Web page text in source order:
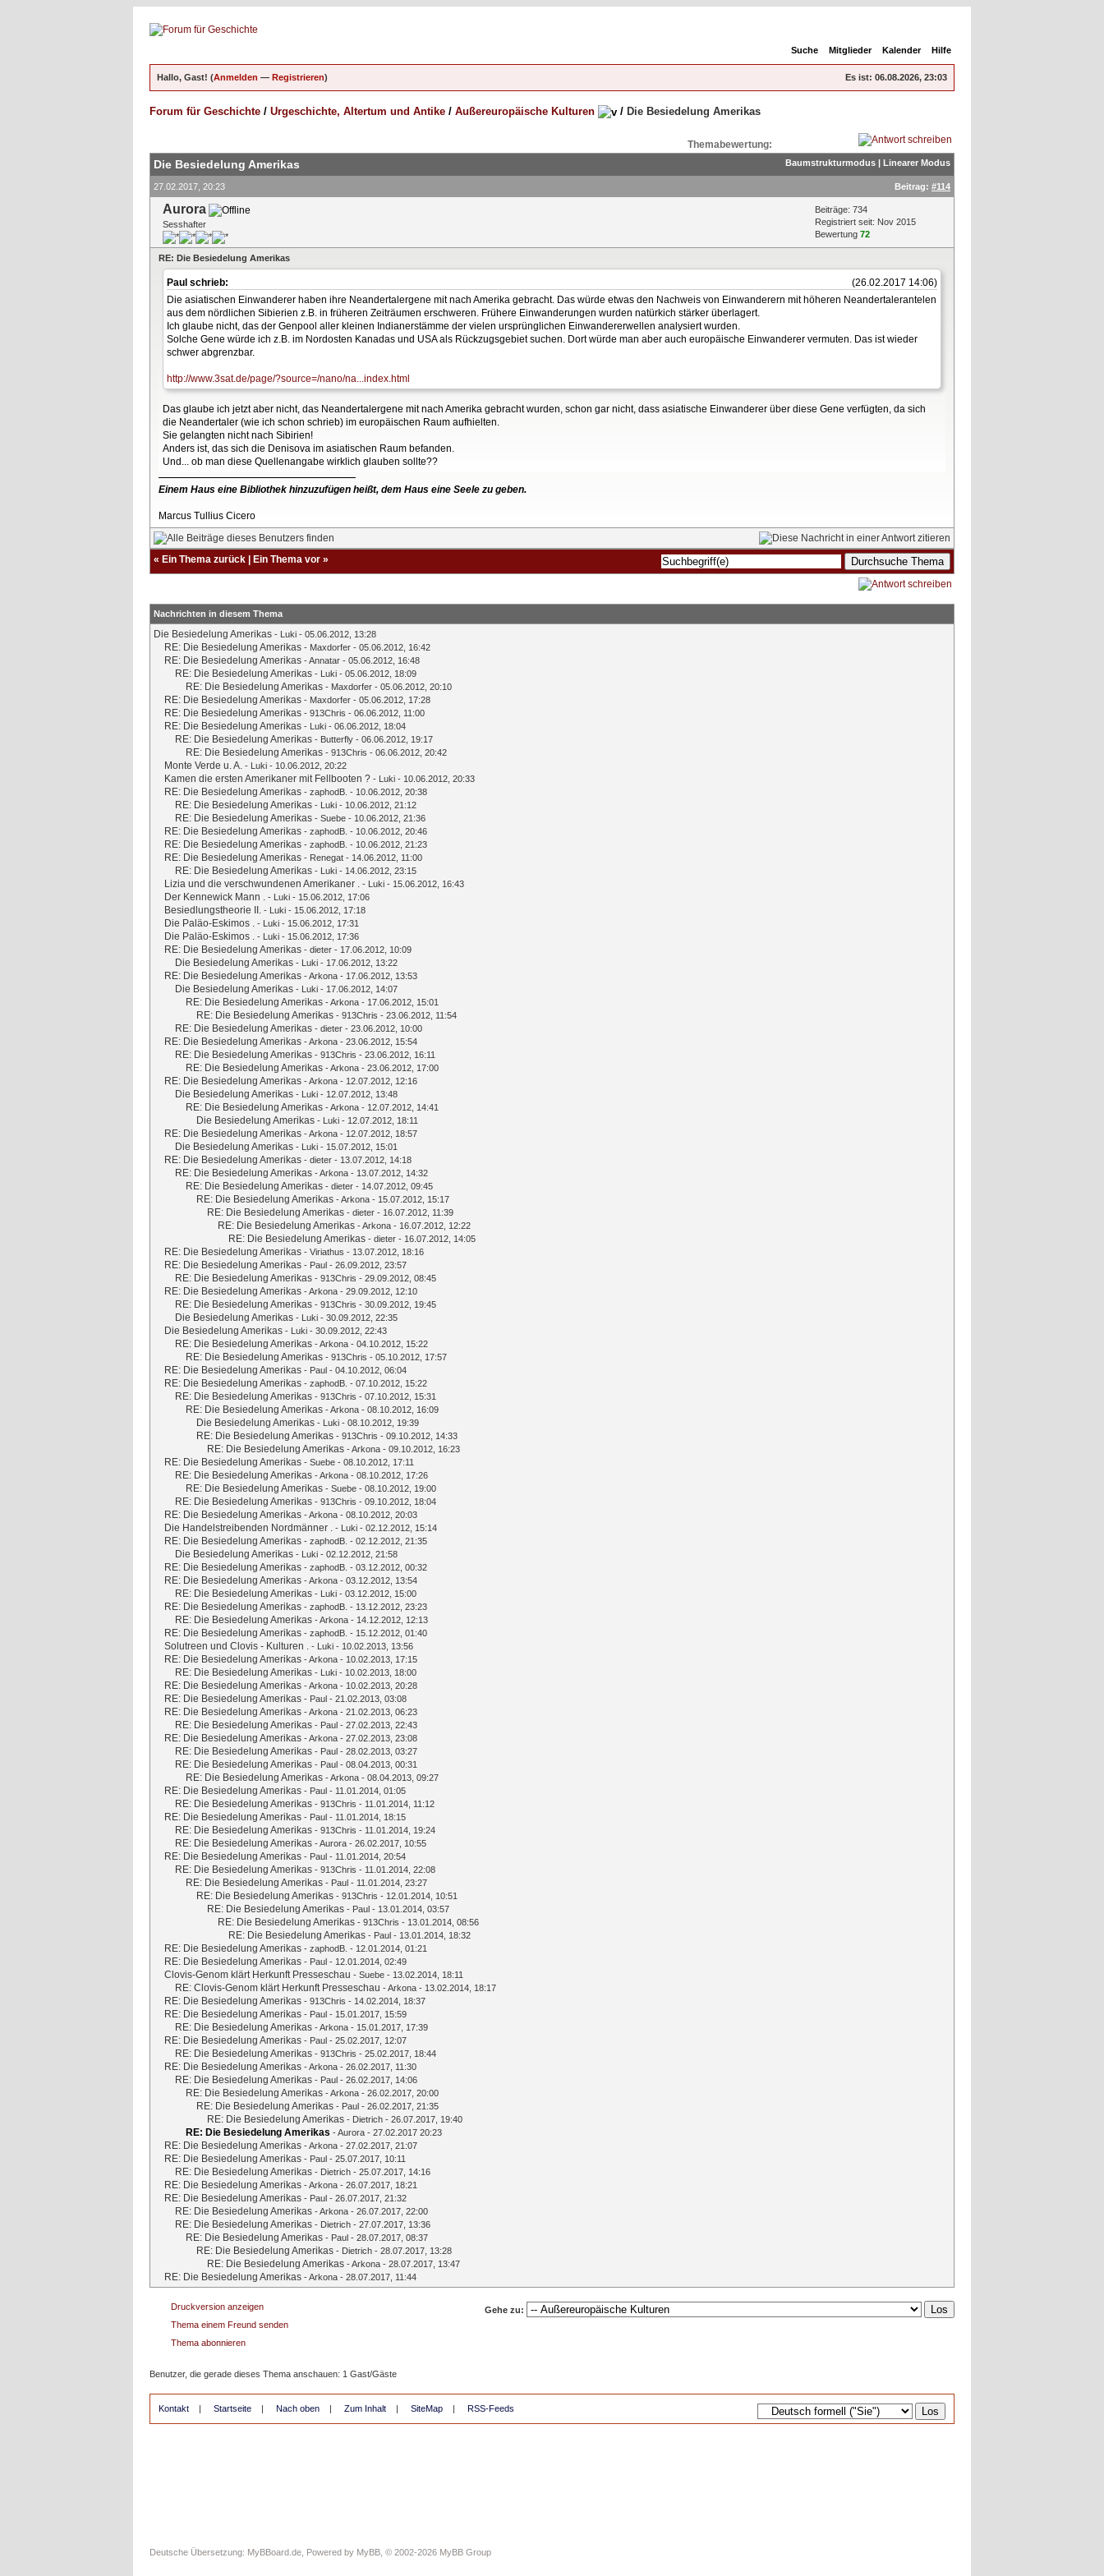
Suche Mitglieder Kalender Hilfe
Es ist: 06.08.2026, 23:03
Hallo, Gast! (Anmelden — Registrieren)
Forum für Geschichte / Urgeschichte, Altertum und Antike / Außereuropäische Kulturen / Die Besiedelung Amerikas
Themabewertung:
Baumstrukturmodus | Linearer Modus
Die Besiedelung Amerikas
27.02.2017, 20:23 Beitrag: #114
Aurora
Sesshafter
Beiträge: 734
Registriert seit: Nov 2015
Bewertung 72
RE: Die Besiedelung Amerikas
(26.02.2017 14:06)
Paul schrieb:
Die asiatischen Einwanderer haben ihre Neandertalergene mit nach Amerika gebracht. Das würde etwas den Nachweis von Einwanderern mit höheren Neandertalerantelen
aus dem nördlichen Sibierien z.B. in früheren Zeiträumen erschweren. Frühere Einwanderungen wurden natürkich stärker überlagert.
Ich glaube nicht, das der Genpool aller kleinen Indianerstämme der vielen ursprünglichen Einwandererwellen analysiert wurden.
Solche Gene würde ich z.B. im Nordosten Kanadas und USA als Rückzugsgebiet suchen. Dort würde man aber auch europäische Einwanderer vermuten. Das ist wieder
schwer abgrenzbar.
http://www.3sat.de/page/?source=/nano/na...index.html
Das glaube ich jetzt aber nicht, das Neandertalergene mit nach Amerika gebracht wurden, schon gar nicht, dass asiatische Einwanderer über diese Gene verfügten, da sich
die Neandertaler (wie ich schon schrieb) im europäischen Raum aufhielten.
Sie gelangten nicht nach Sibirien!
Anders ist, das sich die Denisova im asiatischen Raum befanden.
Und... ob man diese Quellenangabe wirklich glauben sollte??
Einem Haus eine Bibliothek hinzuzufügen heißt, dem Haus eine Seele zu geben.
Marcus Tullius Cicero
« Ein Thema zurück | Ein Thema vor »
Nachrichten in diesem Thema
Die Besiedelung Amerikas - Luki - 05.06.2012, 13:28
RE: Die Besiedelung Amerikas - Maxdorfer - 05.06.2012, 16:42
RE: Die Besiedelung Amerikas -Annatar - 05.06.2012, 16:48
RE: Die Besiedelung Amerikas - Luki - 05.06.2012, 18:09
RE: Die Besiedelung Amerikas - Maxdorfer - 05.06.2012, 20:10
RE: Die Besiedelung Amerikas - Maxdorfer - 05.06.2012, 17:28
RE: Die Besiedelung Amerikas - 913Chris - 06.06.2012, 11:00
RE: Die Besiedelung Amerikas - Luki - 06.06.2012, 18:04
RE: Die Besiedelung Amerikas - Butterfly - 06.06.2012, 19:17
RE: Die Besiedelung Amerikas - 913Chris - 06.06.2012, 20:42
Monte Verde u. A. - Luki - 10.06.2012, 20:22
Kamen die ersten Amerikaner mit Fellbooten ? - Luki - 10.06.2012, 20:33
RE: Die Besiedelung Amerikas - zaphodB. - 10.06.2012, 20:38
RE: Die Besiedelung Amerikas - Luki - 10.06.2012, 21:12
RE: Die Besiedelung Amerikas - Suebe - 10.06.2012, 21:36
RE: Die Besiedelung Amerikas - zaphodB. - 10.06.2012, 20:46
RE: Die Besiedelung Amerikas - zaphodB. - 10.06.2012, 21:23
RE: Die Besiedelung Amerikas - Renegat - 14.06.2012, 11:00
RE: Die Besiedelung Amerikas - Luki - 14.06.2012, 23:15
Lizia und die verschwundenen Amerikaner . - Luki - 15.06.2012, 16:43
Der Kennewick Mann . - Luki - 15.06.2012, 17:06
Besiedlungstheorie II. - Luki - 15.06.2012, 17:18
Die Paläo-Eskimos . - Luki - 15.06.2012, 17:31
Die Paläo-Eskimos . - Luki - 15.06.2012, 17:36
RE: Die Besiedelung Amerikas - dieter - 17.06.2012, 10:09
Die Besiedelung Amerikas - Luki - 17.06.2012, 13:22
RE: Die Besiedelung Amerikas -Arkona - 17.06.2012, 13:53
Die Besiedelung Amerikas - Luki - 17.06.2012, 14:07
RE: Die Besiedelung Amerikas -Arkona - 17.06.2012, 15:01
RE: Die Besiedelung Amerikas - 913Chris - 23.06.2012, 11:54
RE: Die Besiedelung Amerikas - dieter - 23.06.2012, 10:00
RE: Die Besiedelung Amerikas -Arkona - 23.06.2012, 15:54
RE: Die Besiedelung Amerikas - 913Chris - 23.06.2012, 16:11
RE: Die Besiedelung Amerikas -Arkona - 23.06.2012, 17:00
RE: Die Besiedelung Amerikas -Arkona - 12.07.2012, 12:16
Die Besiedelung Amerikas - Luki - 12.07.2012, 13:48
RE: Die Besiedelung Amerikas -Arkona - 12.07.2012, 14:41
Die Besiedelung Amerikas - Luki - 12.07.2012, 18:11
RE: Die Besiedelung Amerikas -Arkona - 12.07.2012, 18:57
Die Besiedelung Amerikas - Luki - 15.07.2012, 15:01
RE: Die Besiedelung Amerikas - dieter - 13.07.2012, 14:18
RE: Die Besiedelung Amerikas -Arkona - 13.07.2012, 14:32
RE: Die Besiedelung Amerikas - dieter - 14.07.2012, 09:45
RE: Die Besiedelung Amerikas -Arkona - 15.07.2012, 15:17
RE: Die Besiedelung Amerikas - dieter - 16.07.2012, 11:39
RE: Die Besiedelung Amerikas -Arkona - 16.07.2012, 12:22
RE: Die Besiedelung Amerikas - dieter - 16.07.2012, 14:05
RE: Die Besiedelung Amerikas - Viriathus - 13.07.2012, 18:16
RE: Die Besiedelung Amerikas - Paul - 26.09.2012, 23:57
RE: Die Besiedelung Amerikas - 913Chris - 29.09.2012, 08:45
RE: Die Besiedelung Amerikas -Arkona - 29.09.2012, 12:10
RE: Die Besiedelung Amerikas - 913Chris - 30.09.2012, 19:45
Die Besiedelung Amerikas - Luki - 30.09.2012, 22:35
Die Besiedelung Amerikas - Luki - 30.09.2012, 22:43
RE: Die Besiedelung Amerikas -Arkona - 04.10.2012, 15:22
RE: Die Besiedelung Amerikas - 913Chris - 05.10.2012, 17:57
RE: Die Besiedelung Amerikas - Paul - 04.10.2012, 06:04
RE: Die Besiedelung Amerikas - zaphodB. - 07.10.2012, 15:22
RE: Die Besiedelung Amerikas - 913Chris - 07.10.2012, 15:31
RE: Die Besiedelung Amerikas -Arkona - 08.10.2012, 16:09
Die Besiedelung Amerikas - Luki - 08.10.2012, 19:39
RE: Die Besiedelung Amerikas - 913Chris - 09.10.2012, 14:33
RE: Die Besiedelung Amerikas -Arkona - 09.10.2012, 16:23
RE: Die Besiedelung Amerikas - Suebe - 08.10.2012, 17:11
RE: Die Besiedelung Amerikas -Arkona - 08.10.2012, 17:26
RE: Die Besiedelung Amerikas - Suebe - 08.10.2012, 19:00
RE: Die Besiedelung Amerikas - 913Chris - 09.10.2012, 18:04
RE: Die Besiedelung Amerikas -Arkona - 08.10.2012, 20:03
Die Handelstreibenden Nordmänner . - Luki - 02.12.2012, 15:14
RE: Die Besiedelung Amerikas - zaphodB. - 02.12.2012, 21:35
Die Besiedelung Amerikas - Luki - 02.12.2012, 21:58
RE: Die Besiedelung Amerikas - zaphodB. - 03.12.2012, 00:32
RE: Die Besiedelung Amerikas -Arkona - 03.12.2012, 13:54
RE: Die Besiedelung Amerikas - Luki - 03.12.2012, 15:00
RE: Die Besiedelung Amerikas - zaphodB. - 13.12.2012, 23:23
RE: Die Besiedelung Amerikas -Arkona - 14.12.2012, 12:13
RE: Die Besiedelung Amerikas - zaphodB. - 15.12.2012, 01:40
Solutreen und Clovis - Kulturen . - Luki - 10.02.2013, 13:56
RE: Die Besiedelung Amerikas -Arkona - 10.02.2013, 17:15
RE: Die Besiedelung Amerikas - Luki - 10.02.2013, 18:00
RE: Die Besiedelung Amerikas -Arkona - 10.02.2013, 20:28
RE: Die Besiedelung Amerikas - Paul - 21.02.2013, 03:08
RE: Die Besiedelung Amerikas -Arkona - 21.02.2013, 06:23
RE: Die Besiedelung Amerikas - Paul - 27.02.2013, 22:43
RE: Die Besiedelung Amerikas -Arkona - 27.02.2013, 23:08
RE: Die Besiedelung Amerikas - Paul - 28.02.2013, 03:27
RE: Die Besiedelung Amerikas - Paul - 08.04.2013, 00:31
RE: Die Besiedelung Amerikas -Arkona - 08.04.2013, 09:27
RE: Die Besiedelung Amerikas - Paul - 11.01.2014, 01:05
RE: Die Besiedelung Amerikas - 913Chris - 11.01.2014, 11:12
RE: Die Besiedelung Amerikas - Paul - 11.01.2014, 18:15
RE: Die Besiedelung Amerikas - 913Chris - 11.01.2014, 19:24
RE: Die Besiedelung Amerikas -Aurora - 26.02.2017, 10:55
RE: Die Besiedelung Amerikas - Paul - 11.01.2014, 20:54
RE: Die Besiedelung Amerikas - 913Chris - 11.01.2014, 22:08
RE: Die Besiedelung Amerikas - Paul - 11.01.2014, 23:27
RE: Die Besiedelung Amerikas - 913Chris - 12.01.2014, 10:51
RE: Die Besiedelung Amerikas - Paul - 13.01.2014, 03:57
RE: Die Besiedelung Amerikas - 913Chris - 13.01.2014, 08:56
RE: Die Besiedelung Amerikas - Paul - 13.01.2014, 18:32
RE: Die Besiedelung Amerikas - zaphodB. - 12.01.2014, 01:21
RE: Die Besiedelung Amerikas - Paul - 12.01.2014, 02:49
Clovis-Genom klärt Herkunft Presseschau - Suebe - 13.02.2014, 18:11
RE: Clovis-Genom klärt Herkunft Presseschau -Arkona - 13.02.2014, 18:17
RE: Die Besiedelung Amerikas - 913Chris - 14.02.2014, 18:37
RE: Die Besiedelung Amerikas - Paul - 15.01.2017, 15:59
RE: Die Besiedelung Amerikas -Arkona - 15.01.2017, 17:39
RE: Die Besiedelung Amerikas - Paul - 25.02.2017, 12:07
RE: Die Besiedelung Amerikas - 913Chris - 25.02.2017, 18:44
RE: Die Besiedelung Amerikas -Arkona - 26.02.2017, 11:30
RE: Die Besiedelung Amerikas - Paul - 26.02.2017, 14:06
RE: Die Besiedelung Amerikas -Arkona - 26.02.2017, 20:00
RE: Die Besiedelung Amerikas - Paul - 26.02.2017, 21:35
RE: Die Besiedelung Amerikas - Dietrich - 26.07.2017, 19:40
RE: Die Besiedelung Amerikas -Aurora - 27.02.2017 20:23
RE: Die Besiedelung Amerikas -Arkona - 27.02.2017, 21:07
RE: Die Besiedelung Amerikas - Paul - 25.07.2017, 10:11
RE: Die Besiedelung Amerikas - Dietrich - 25.07.2017, 14:16
RE: Die Besiedelung Amerikas -Arkona - 26.07.2017, 18:21
RE: Die Besiedelung Amerikas - Paul - 26.07.2017, 21:32
RE: Die Besiedelung Amerikas -Arkona - 26.07.2017, 22:00
RE: Die Besiedelung Amerikas - Dietrich - 27.07.2017, 13:36
RE: Die Besiedelung Amerikas - Paul - 28.07.2017, 08:37
RE: Die Besiedelung Amerikas - Dietrich - 28.07.2017, 13:28
RE: Die Besiedelung Amerikas -Arkona - 28.07.2017, 13:47
RE: Die Besiedelung Amerikas -Arkona - 28.07.2017, 11:44
Druckversion anzeigen
Thema einem Freund senden
Thema abonnieren
Gehe zu:
Benutzer, die gerade dieses Thema anschauen: 1 Gast/Gäste
Kontakt | Startseite | Nach oben | Zum Inhalt | SiteMap | RSS-Feeds
Deutsche Übersetzung: MyBBoard.de , Powered by MyBB , © 2002-2026 MyBB Group